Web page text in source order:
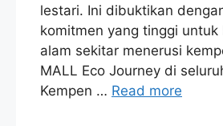
lestari. Ini dibuktikan
komitmen yang tinggi untuk
alam sekitar menerusi
MALL Eco Journey di
Kempen … Read more